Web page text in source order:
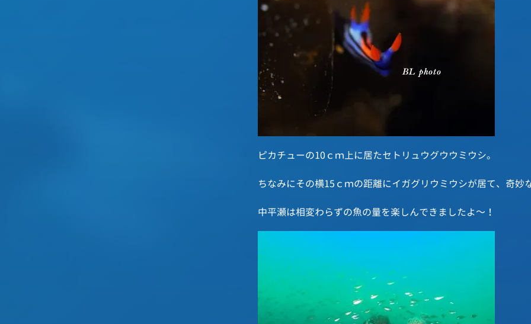
ピカチューの10ｃｍ上に居たセトリュウグウウミウシ。
ちなみにその横15ｃｍの距離にイガグリウミウシが居て、奇妙
中平瀬は相変わらずの魚の量を楽しんできましたよ～！